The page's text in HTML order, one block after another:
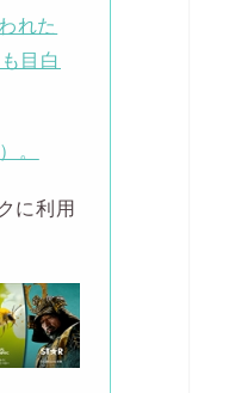
れた
目白
。
に利用